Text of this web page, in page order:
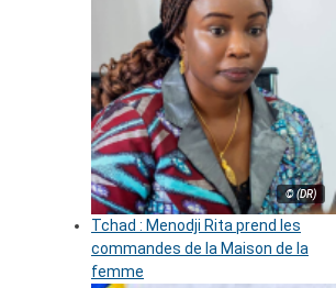
© (DR)
Tchad : Menodji Rita prend les
commandes de la Maison de la
femme